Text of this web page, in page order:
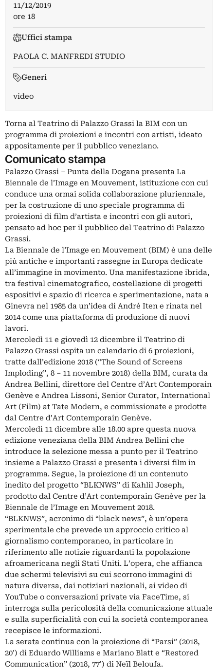
11/12/2019
ore 18
Uffici stampa
PAOLA C. MANFREDI STUDIO
Generi
video
Torna al Teatrino di Palazzo Grassi la BIM con un
programma di proiezioni e incontri con artisti, ideato
appositamente per il pubblico veneziano.
Comunicato stampa
Palazzo Grassi – Punta della Dogana presenta La
Biennale de l’Image en Mouvement, istituzione con cui
conduce una ormai solida collaborazione pluriennale,
per la costruzione di uno speciale programma di
proiezioni di film d’artista e incontri con gli autori,
pensato ad hoc per il pubblico del Teatrino di Palazzo
Grassi.
La Biennale de l’Image en Mouvement (BIM) è una delle
più antiche e importanti rassegne in Europa dedicate
all’immagine in movimento. Una manifestazione ibrida,
tra festival cinematografico, costellazione di progetti
espositivi e spazio di ricerca e sperimentazione, nata a
Ginevra nel 1985 da un’idea di André Iten e rinata nel
2014 come una piattaforma di produzione di nuovi
lavori.
Mercoledì 11 e giovedì 12 dicembre il Teatrino di
Palazzo Grassi ospita un calendario di 6 proiezioni,
tratte dall’edizione 2018 (“The Sound of Screens
Imploding”, 8 – 11 novembre 2018) della BIM, curata da
Andrea Bellini, direttore del Centre d’Art Contemporain
Genève e Andrea Lissoni, Senior Curator, International
Art (Film) at Tate Modern, e commissionate e prodotte
dal Centre d’Art Contemporain Genève.
Mercoledì 11 dicembre alle 18.00 apre questa nuova
edizione veneziana della BIM Andrea Bellini che
introduce la selezione messa a punto per il Teatrino
insieme a Palazzo Grassi e presenta i diversi film in
programma. Segue, la proiezione di un contenuto
inedito del progetto “BLKNWS” di Kahlil Joseph,
prodotto dal Centre d’Art contemporain Genève per la
Biennale de l’Image en Mouvement 2018.
“BLKNWS”, acronimo di “black news”, è un’opera
sperimentale che prevede un approccio critico al
giornalismo contemporaneo, in particolare in
riferimento alle notizie riguardanti la popolazione
afroamericana negli Stati Uniti. L’opera, che affianca
due schermi televisivi su cui scorrono immagini di
natura diversa, dai notiziari nazionali, ai video di
YouTube o conversazioni private via FaceTime, si
interroga sulla pericolosità della comunicazione attuale
e sulla superficialità con cui la società contemporanea
recepisce le informazioni.
La serata continua con la proiezione di “Parsi” (2018,
20') di Eduardo Williams e Mariano Blatt e “Restored
Communication” (2018, 77') di Neïl Beloufa.